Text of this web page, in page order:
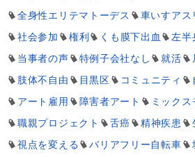
全身性エリテマトーデス
車いすアス
社会参加
権利 くも膜下出血 左半
当事者の声
特例子会社なし 就活
肢体不自由
目黒区 コミュニティ
アート雇用
障害者アート ミックス
職親プロジェクト
舌癌 精神疾患
視点を変える
バリアフリー自転車